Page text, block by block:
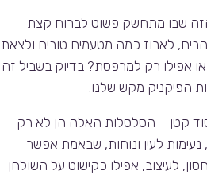
שבו מתחשק פשוט לברוח קצת
לארוז כמה מטעמים טובים ולצאת
אפילו רק למרפסת? בדיוק בשביל זה
הפיקניק מקש שלנו.
קטן – הסלסלות האלה הן לא רק
נעימות לעין ונוחות, שבאמת אפשר
לעיצוב, אפילו כקישוט על השולחן